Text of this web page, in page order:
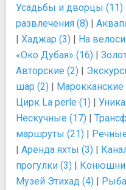
Усадьбы и дворцы (11)
развлечения (8) |
| Хаджар (3) | На
«Око Дубая» (16) |
Авторские (2) |
шар (2) | Марокканские
Цирк La perle (1) |
Нескучные (17) |
маршруты (21) |
| Аренда яхты (3) |
прогулки (3) | Конюшни
Музей Этихад (4) |